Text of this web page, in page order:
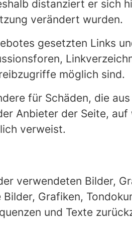
distanziert er sich
verändert wurden.
gesetzten Links
möglich sind.
für Schäden, die
Anbieter der Seite,
verweist.
verwendeten Bilder,
Grafiken,
und Texte